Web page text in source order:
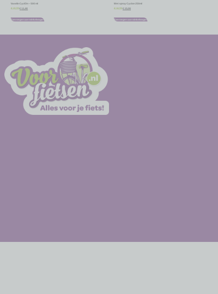
Vaselin CyclOn – 500 ml
€ 12,75 € 11,48
Toevoegen aan winkelwagen
Wet spray Cyclon 250ml
€ 16,75 € 15,08
Toevoegen aan winkelwagen